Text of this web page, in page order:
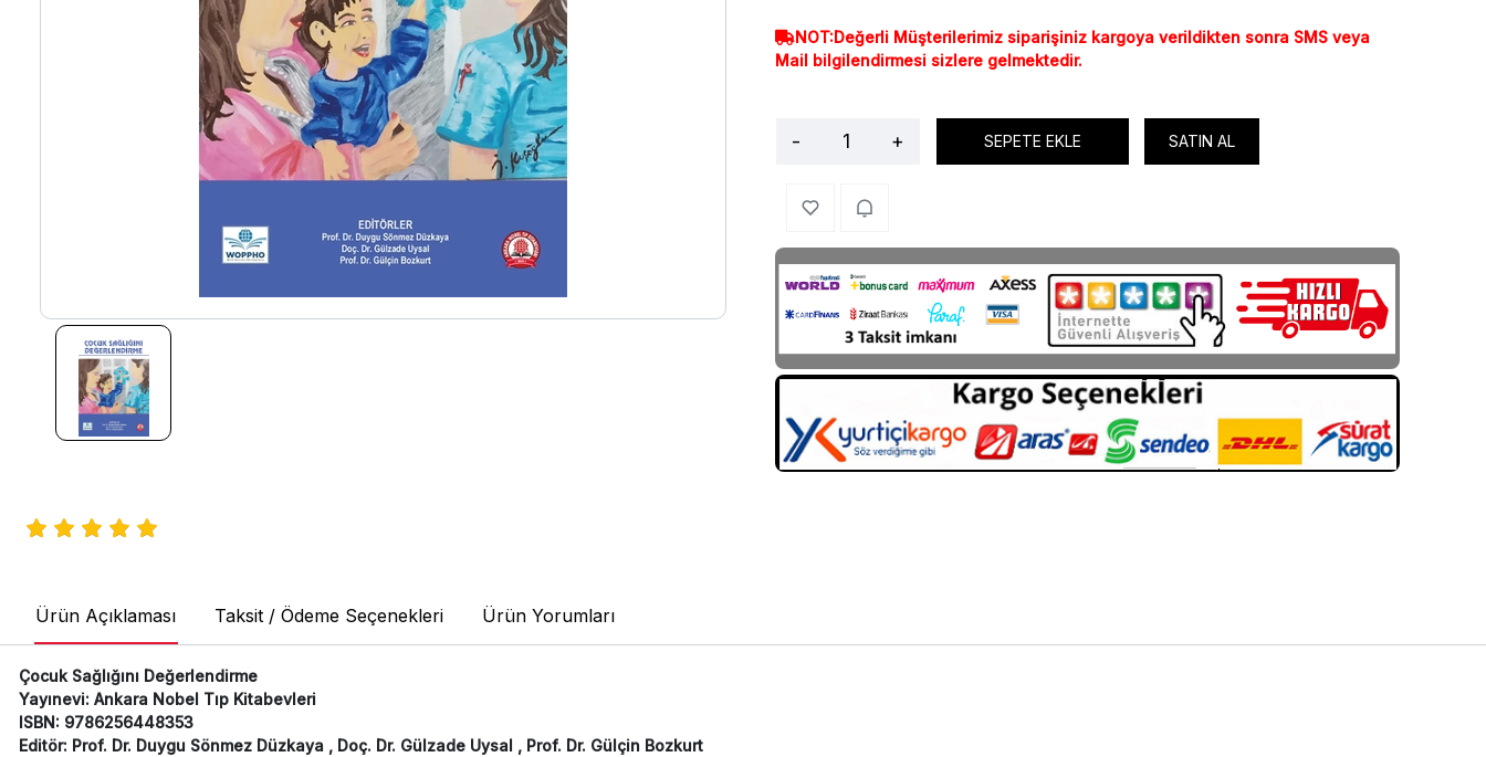
NOT:Değerli Müşterilerimiz siparişiniz kargoya verildikten sonra SMS veya
Mail bilgilendirmesi sizlere gelmektedir.
- + SEPETE EKLE SATIN AL
Ürün Açıklaması Taksit / Ödeme Seçenekleri Ürün Yorumları
Çocuk Sağlığını Değerlendirme
Yayınevi: Ankara Nobel Tıp Kitabevleri
ISBN: 9786256448353
Editör: Prof. Dr. Duygu Sönmez Düzkaya , Doç. Dr. Gülzade Uysal , Prof. Dr. Gülçin Bozkurt